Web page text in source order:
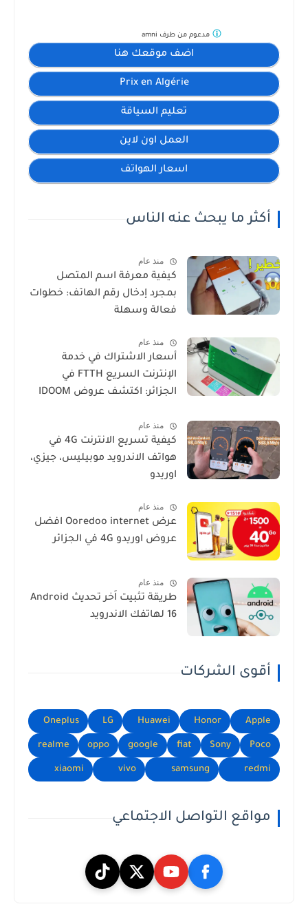
اضف موقعك هنا
Prix en Algérie
تعليم السياقة
العمل اون لاين
اسعار الهواتف
مدعوم من طرف amni
أكثر ما يبحث عنه الناس
منذ عام
كيفية معرفة اسم المتصل
بمجرد إدخال رقم الهاتف: خطوات
فعالة وسهلة
منذ عام
أسعار الاشتراك في خدمة
الإنترنت السريع FTTH في
الجزائر: اكتشف عروض IDOOM
منذ عام
كيفية تسريع الانترنت 4G في
هواتف الاندرويد موبيليس، جيزي،
اوريدو
منذ عام
عرض Ooredoo internet افضل
عروض اوريدو 4G في الجزائر
منذ عام
طريقة تثبيت اَخر تحديث Android
16 لهاتفك الاندرويد
أقوى الشركات
Apple
Honor
Huawei
LG
Oneplus
Poco
Sony
fiat
google
oppo
realme
redmi
samsung
vivo
xiaomi
مواقع التواصل الاجتماعي